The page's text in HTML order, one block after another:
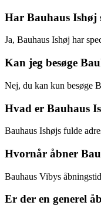
Har Bauhaus Ishøj
Ja, Bauhaus Ishøj har
Kan jeg besøge
Nej, du kan kun besøge
Hvad er Bauhaus
Bauhaus Ishøjs fulde
Hvornår åbner
Bauhaus Vibys
Er der en generel